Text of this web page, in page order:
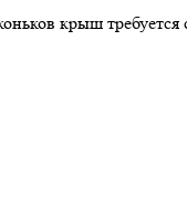
крыш требуется